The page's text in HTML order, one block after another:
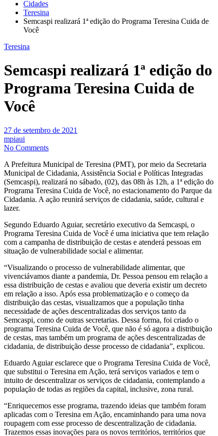
Cidades
Teresina
Semcaspi realizará 1ª edição do Programa Teresina Cuida de
Você
Teresina
Semcaspi realizará 1ª edição do
Programa Teresina Cuida de
Você
27 de setembro de 2021
mpiaui
No Comments
A Prefeitura Municipal de Teresina (PMT), por meio da Secretaria
Municipal de Cidadania, Assistência Social e Políticas Integradas
(Semcaspi), realizará no sábado, (02), das 08h às 12h, a 1ª edição do
Programa Teresina Cuida de Você, no estacionamento do Parque da
Cidadania. A ação reunirá serviços de cidadania, saúde, cultural e
lazer.
Segundo Eduardo Aguiar, secretário executivo da Semcaspi, o
Programa Teresina Cuida de Você é uma iniciativa que tem relação
com a campanha de distribuição de cestas e atenderá pessoas em
situação de vulnerabilidade social e alimentar.
“Visualizando o processo de vulnerabilidade alimentar, que
vivenciávamos diante a pandemia, Dr. Pessoa pensou em relação a
essa distribuição de cestas e avaliou que deveria existir um decreto
em relação a isso. Após essa problematização e o começo da
distribuição das cestas, visualizamos que a população tinha
necessidade de ações descentralizadas dos serviços tanto da
Semcaspi, como de outras secretarias. Dessa forma, foi criado o
programa Teresina Cuida de Você, que não é só agora a distribuição
de cestas, mas também um programa de ações descentralizadas de
cidadania, de distribuição desse processo de cidadania”, explicou.
Eduardo Aguiar esclarece que o Programa Teresina Cuida de Você,
que substitui o Teresina em Ação, terá serviços variados e tem o
intuito de descentralizar os serviços de cidadania, contemplando a
população de todas as regiões da capital, inclusive, zona rural.
“Enriquecemos esse programa, trazendo ideias que também foram
aplicadas com o Teresina em Ação, encaminhando para uma nova
roupagem com esse processo de descentralização de cidadania.
Trazemos essas inovações para os novos territórios, territórios que